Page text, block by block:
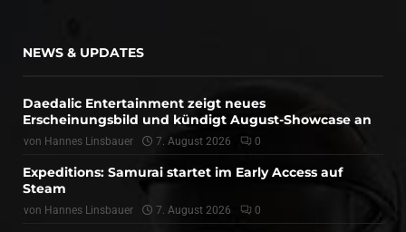
NEWS & UPDATES
Daedalic Entertainment zeigt neues
Erscheinungsbild und kündigt August-Showcase an
von Hannes Linsbauer 7. August 2026 0
Expeditions: Samurai startet im Early Access auf
Steam
von Hannes Linsbauer 7. August 2026 0